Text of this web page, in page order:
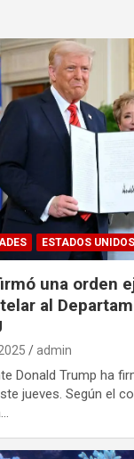
ESTADOS UNIDOS
una orden
al
admin
Donald Trump ha
jueves. Según el